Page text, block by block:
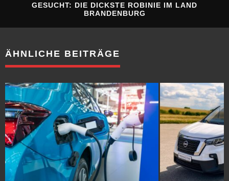
GESUCHT: DIE DICKSTE ROBINIE IM LAND
BRANDENBURG
ÄHNLICHE BEITRÄGE